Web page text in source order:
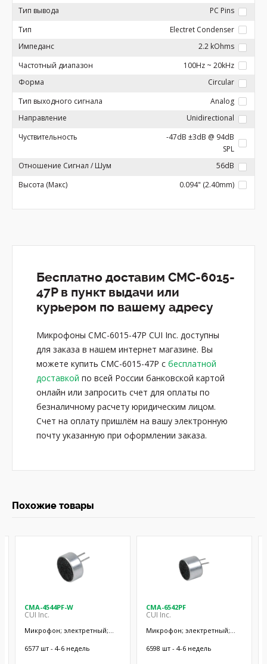
Тип вывода
PC Pins
Тип
Electret Condenser
Импеданс
2.2 kOhms
Частотный диапазон
100Hz ~ 20kHz
Форма
Circular
Тип выходного сигнала
Analog
Направление
Unidirectional
Чуствительность
-47dB ±3dB @ 94dB
SPL
Отношение Сигнал / Шум
56dB
Высота (Макс)
0.094" (2.40mm)
Бесплатно доставим CMC-6015-
47P в пункт выдачи или
курьером по вашему адресу
Микрофоны CMC-6015-47P CUI Inc. доступны
для заказа в нашем интернет магазине. Вы
можете купить CMC-6015-47P с бесплатной
доставкой по всей России банковской картой
онлайн или запросить счет для оплаты по
безналичному расчету юридическим лицом.
Счет на оплату пришлём на вашу электронную
почту указанную при оформлении заказа.
Похожие товары
CMA-4544PF-W
CUI Inc.
Микрофон; электретный;
Ø9,7x4,5мм; SMT
6577 шт - 4-6 недель
CMA-6542PF
CUI Inc.
Микрофон; электретный;
Ø9,4x6,5мм; SMT
6598 шт - 4-6 недель